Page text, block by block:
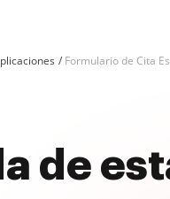
Formulario de Cita
de